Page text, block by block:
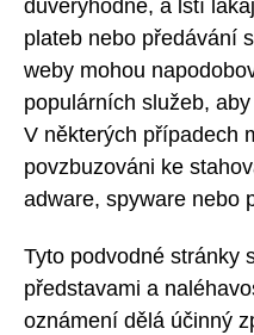
důvěryhodně, a lstí
plateb nebo předávání
weby mohou
populárních služeb,
V některých případech
povzbuzováni ke
adware, spyware nebo
Tyto podvodné stránky
představami a
oznámení dělá účinný